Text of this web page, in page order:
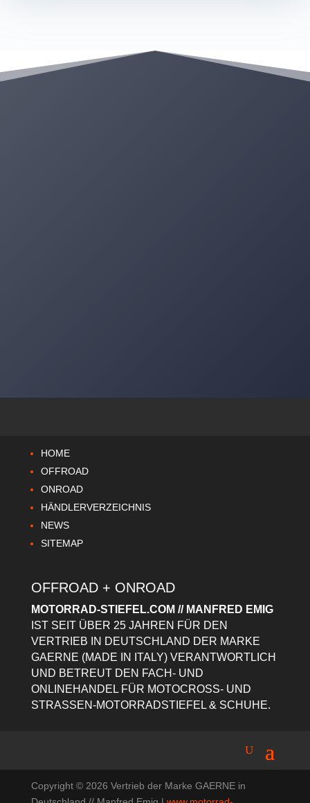
HOME
OFFROAD
ONROAD
HÄNDLERVERZEICHNIS
NEWS
SITEMAP
OFFROAD + ONROAD
MOTORRAD-STIEFEL.COM // MANFRED EMIG
IST SEIT ÜBER 25 JAHREN FÜR DEN
VERTRIEB IN DEUTSCHLAND DER MARKE
GAERNE (MADE IN ITALY) VERANTWORTLICH
UND BETREUT DEN FACH- UND
ONLINEHANDEL FÜR MOTOCROSS- UND
STRASSEN-MOTORRADSTIEFEL & SCHUHE.
Copyright © 2026 Vertrieb der Marke GAERNE in